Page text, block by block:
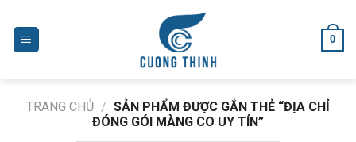
content
0
TRANG CHỦ / SẢN PHẨM ĐƯỢC GẮN THẺ “ĐỊA CHỈ
ĐÓNG GÓI MÀNG CO UY TÍN”